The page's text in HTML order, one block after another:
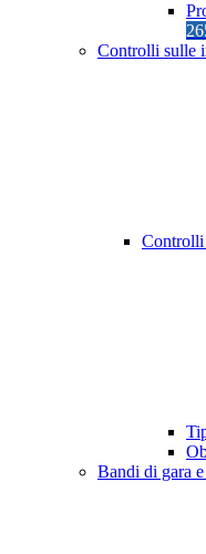
Controlli sulle
Controlli
Bandi di gara